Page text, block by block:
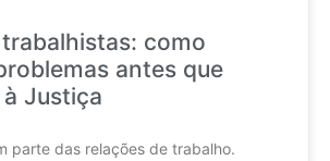
como
antes que
Justiça
parte das relações de trabalho.